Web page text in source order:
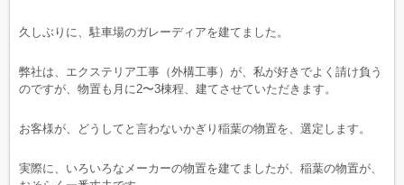
久しぶりに、駐車場のガレーディアを建てました。
弊社は、エクステリア工事（外構工事）が、私が好きでよく請け負う
のですが、物置も月に2〜3棟程、建てさせていただきます。
お客様が、どうしてと言わないかぎり稲葉の物置を、選定します。
実際に、いろいろなメーカーの物置を建てましたが、稲葉の物置が、